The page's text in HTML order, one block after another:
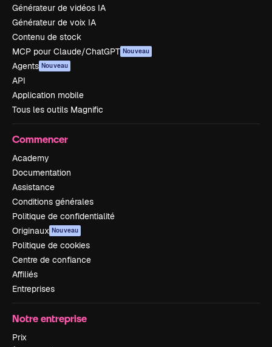
Générateur de vidéos IA
Générateur de voix IA
Contenu de stock
MCP pour Claude/ChatGPT Nouveau
Agents Nouveau
API
Application mobile
Tous les outils Magnific
Commencer
Academy
Documentation
Assistance
Conditions générales
Politique de confidentialité
Originaux Nouveau
Politique de cookies
Centre de confiance
Affiliés
Entreprises
Notre entreprise
Prix